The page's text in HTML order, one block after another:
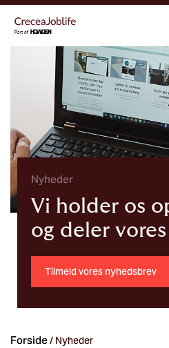
Nyheder
Vi holder os
og deler
Tilmeld vores nyhedsbrev
Forside/ Nyheder